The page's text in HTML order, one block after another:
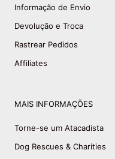
Informação de Envio
Devolução e Troca
Rastrear Pedidos
Affiliates
MAIS INFORMAÇÕES
Torne-se um Atacadista
Dog Rescues & Charities